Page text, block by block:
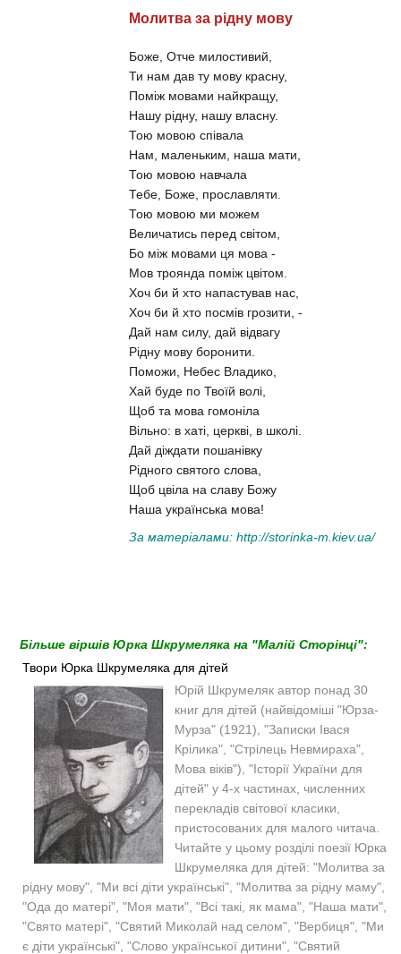
Молитва за рідну мову
Боже, Отче милостивий,
Ти нам дав ту мову красну,
Поміж мовами найкращу,
Нашу рідну, нашу власну.
Тою мовою співала
Нам, маленьким, наша мати,
Тою мовою навчала
Тебе, Боже, прославляти.
Тою мовою ми можем
Величатись перед світом,
Бо між мовами ця мова -
Мов троянда поміж цвітом.
Хоч би й хто напастував нас,
Хоч би й хто посмів грозити, -
Дай нам силу, дай відвагу
Рідну мову боронити.
Поможи, Небес Владико,
Хай буде по Твоїй волі,
Щоб та мова гомоніла
Вільно: в хаті, церкві, в школі.
Дай діждати пошанівку
Рідного святого слова,
Щоб цвіла на славу Божу
Наша українська мова!
За матеріалами: http://storinka-m.kiev.ua/
Більше віршів Юрка Шкрумеляка на "Малій Сторінці":
Твори Юрка Шкрумеляка для дітей
Юрій Шкрумеляк автор понад 30
книг для дітей (найвідоміші "Юрза-
Мурза" (1921), "Записки Івася
Крілика", "Стрілець Невмираха",
Мова віків"), "Історії України для
дітей" у 4-х частинах, численних
перекладів світової класики,
пристосованих для малого читача.
Читайте у цьому розділі поезії Юрка
Шкрумеляка для дітей: "Молитва за
рідну мову", "Ми всі діти українські", "Молитва за рідну маму",
"Ода до матері", "Моя мати", "Всі такі, як мама", "Наша мати",
"Свято матері", "Святий Миколай над селом", "Вербиця", "Ми
є діти українські", "Слово української дитини", "Святий